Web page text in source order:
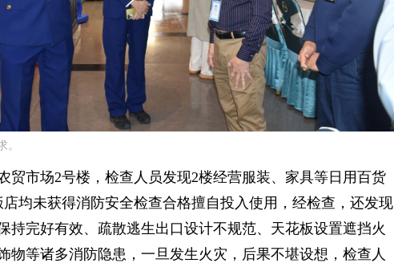
。
贸市场2号楼，检查人员发现2楼经营服装、家具等日用百货
均未获得消防安全检查合格擅自投入使用，经检查，还发现
持完好有效、疏散逃生出口设计不规范、天花板设置遮挡火
物等诸多消防隐患，一旦发生火灾，后果不堪设想，检查人